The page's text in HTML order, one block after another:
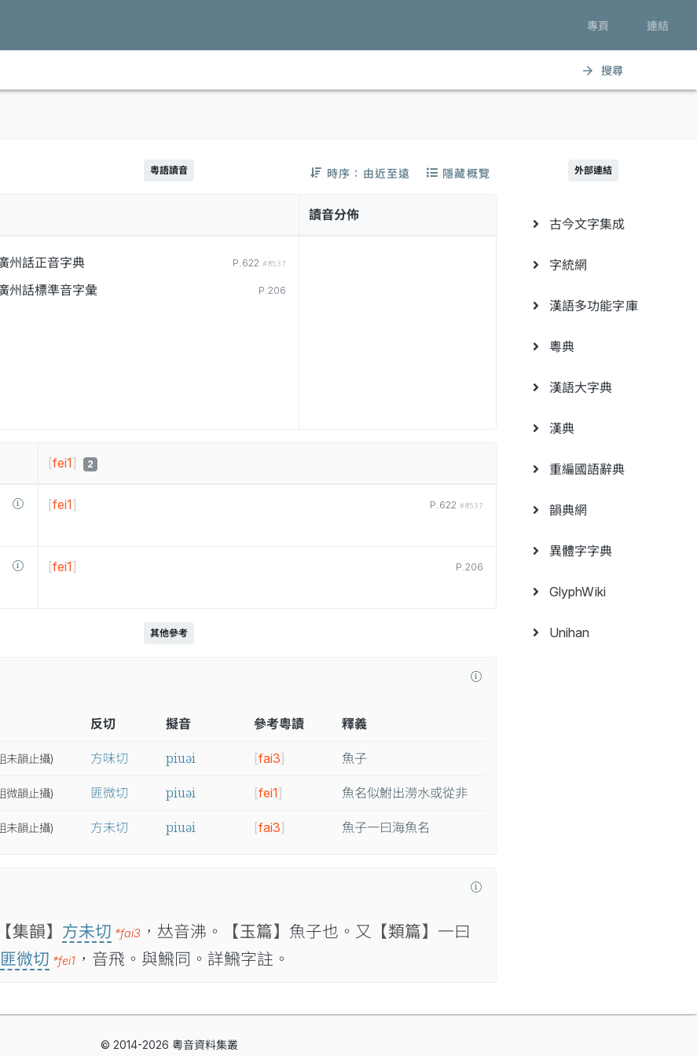
專頁 連結
arrow_forward 搜尋
粵語讀音 時序：由近至遠 隱藏概覽
州話正音字典 P.622 #8537
州話標準音字彙 P.206
讀音分佈
[fei1] 2
P.622 #8537
[fei1]
P.206
[fei1]
其他參考
反切 擬音 參考粵讀 釋義
未韻止攝) 方味切 piuəi [fai3] 魚子
微韻止攝) 匪微切 piuəi [fei1] 魚名似鮒出澇水或從非
未韻止攝) 方未切 piuəi [fai3] 魚子一曰海魚名
【集韻】 方未切 *fai3 ，𠀤音沸。 【玉篇】 魚子也。又 【類篇】 一曰
匪微切 *fei1 ，音飛。與𩹉同。詳𩹉字註。
外部連結
古今文字集成
字統網
漢語多功能字庫
粵典
漢語大字典
漢典
重編國語辭典
韻典網
異體字字典
GlyphWiki
Unihan
© 2014-2026 粵音資料集叢